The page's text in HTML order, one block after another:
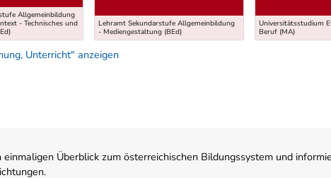
Allgemeinbildung
- Technisches und
Lehramt Sekundarstufe Allgemeinbildung
- Mediengestaltung (BEd)
Universitätsstudium
Beruf (MA)
Unterricht" anzeigen
Überblick zum österreichischen Bildungssystem und